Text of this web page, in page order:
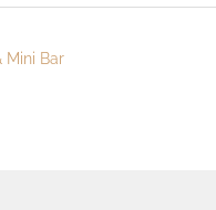
Mini Bar